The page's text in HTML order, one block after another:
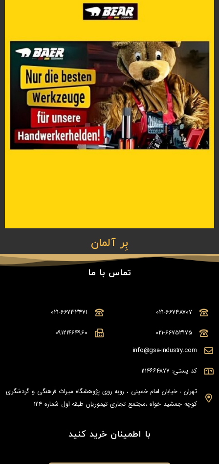
بِر آلمان
تماس با ما
021-66748707
021-66753175
021-66733471
09121464960
info@gsa-industry.com
کد پستی: ۱۱۱۴۶۶۴۸۷۷
تهران ، خیابان امام خمینی ، روبه روی پژوهشگاه میراث فرهنگی و گردشگری
کوچه جمشید خواه ،مجتمع تجاری تیموریان طبقه اول شماره 124
با اطمینان خرید کنید